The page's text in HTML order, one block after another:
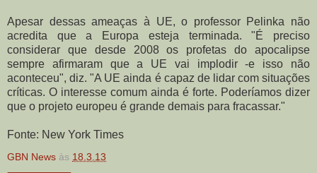
Apesar dessas ameaças à UE, o professor Pelinka não
acredita que a Europa esteja terminada. "É preciso
considerar que desde 2008 os profetas do apocalipse
sempre afirmaram que a UE vai implodir -e isso não
aconteceu", diz. "A UE ainda é capaz de lidar com situações
críticas. O interesse comum ainda é forte. Poderíamos dizer
que o projeto europeu é grande demais para fracassar."
Fonte: New York Times
GBN News às 18.3.13